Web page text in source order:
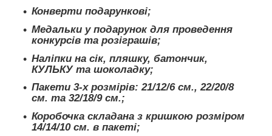
Конверти подарункові;
Медальки у подарунок для проведення
конкурсів та розіграшів;
Наліпки на сік, пляшку, батончик,
КУЛЬКУ та шоколадку;
Пакети 3-х розмірів: 21/12/6 см., 22/20/8
см. та 32/18/9 см.;
Коробочка складана з кришкою розміром
14/14/10 см. в пакеті;